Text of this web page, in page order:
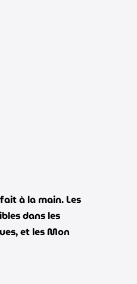
à la main. Les
dans les
et les Mon